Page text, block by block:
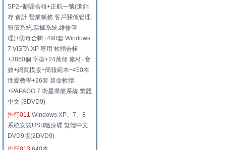
SP2+翻譯合輯+正航一號(進銷
存.會計.營業帳務.客戶關係管理.
報價系統.票據系統.維修管
理)+防毒合輯+490套 Windows
7.VISTA.XP 專用 軟體合輯
+3850個 字型+24萬個 素材+音
效+網頁模版+簡報範本+450本
性愛教學+26套 算命軟體
+PAPAGO 7 衛星導航系統 繁體
中文 (8DVD9)
排行011 Windows XP、7、8
系統安裝USB隨身碟 繁體中文
DVD9版(2DVD9)